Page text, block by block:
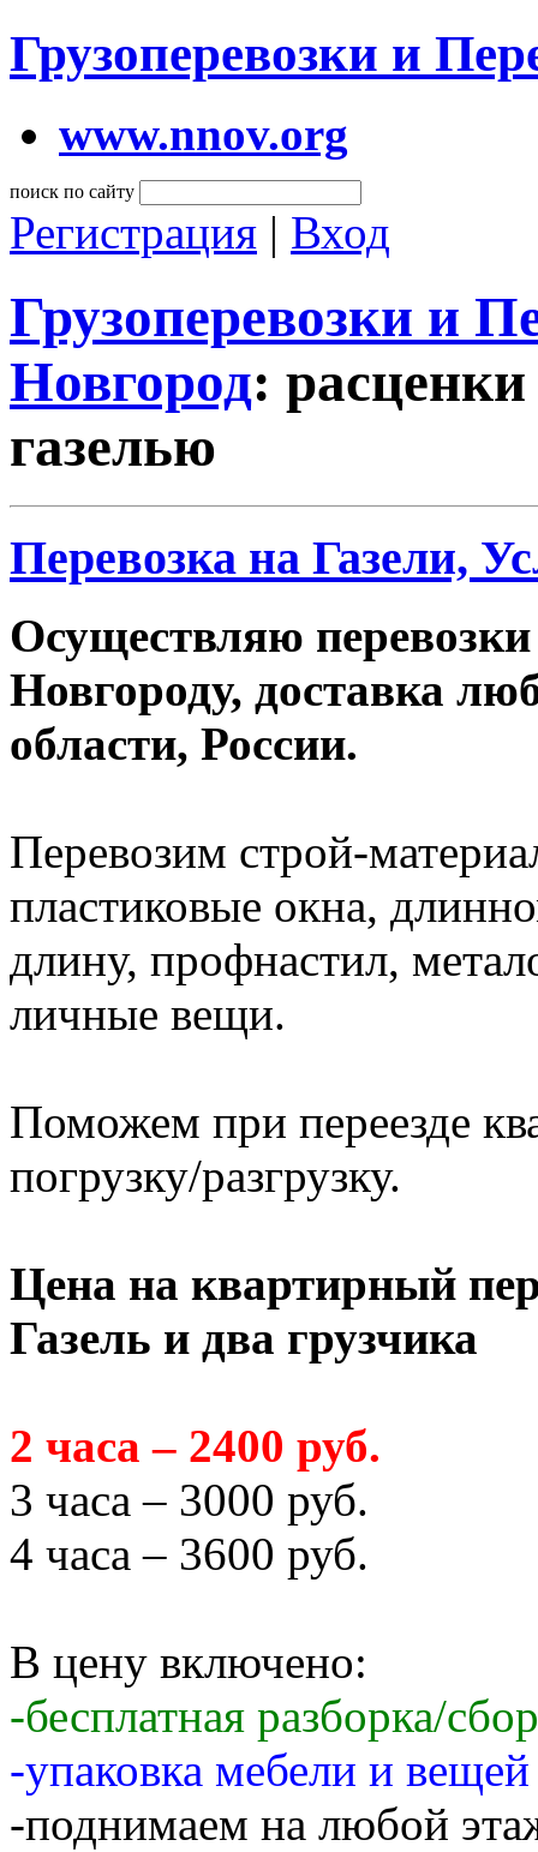
Грузоперевозки и
www.nnov.org
поиск по сайту
Регистрация | Вход
Грузоперевозки и
Новгород: расценки
газелью
Перевозка на Газели,
Осуществляю
Новгороду, доставка
области, России.
Перевозим строй-
пластиковые окна,
длину, профнастил,
личные вещи.
Поможем при переезде
погрузку/разгрузку.
Цена на квартирный
Газель и два грузчика
2 часа – 2400 руб.
3 часа – 3000 руб.
4 часа – 3600 руб.
В цену включено:
-бесплатная разборка/
-упаковка мебели и
-поднимаем на любой